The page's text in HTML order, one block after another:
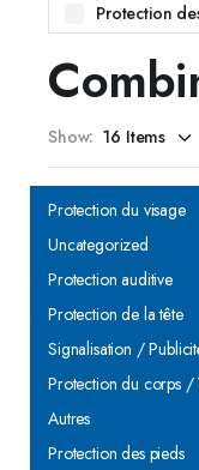
Protection
Show:
Protection du visage
Uncategorized
Protection auditive
Protection de la tête
Signalisation /
Protection du corps /
Autres
Protection des pieds